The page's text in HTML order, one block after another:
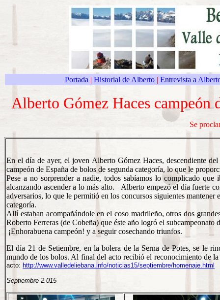
Portada | Historial de Alberto | Entrevista a
Alberto Gómez Haces campeón
Se
En el día de ayer, el joven Alberto Gómez Haces, descendiente
campeón de España de bolos de segunda categoría, lo que le
Pese a no sorprender a nadie, todos sabíamos lo complicado
alcanzando ascender a lo más alto. Alberto empezó el día fuerte
adversarios, lo que le permitió en los concursos siguientes
categoría.
Allí estaban acompañándole en el coso madrileño, otros dos
Roberto Ferreras (de Cobeña) que éste año logró el
¡Enhorabuena campeón! y a seguir cosechando triunfos.
El día 21 de Setiembre, en la bolera de la Serna de Potes, se le
mundo de los bolos. Al final del acto recibió el reconocimiento de
acto: http://www.valledeliebana.info/noticias15/septiembre/homenaje.html
Septiembre 2.015